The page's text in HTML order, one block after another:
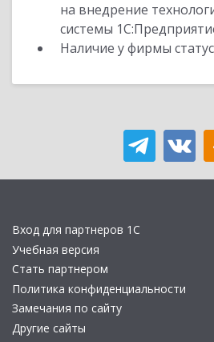
на внедрение
системы
Наличие у фирмы
Вход для партнеров 1С
Учебная версия
Стать партнером
Политика конфиденциальности
Замечания по сайту
Другие сайты